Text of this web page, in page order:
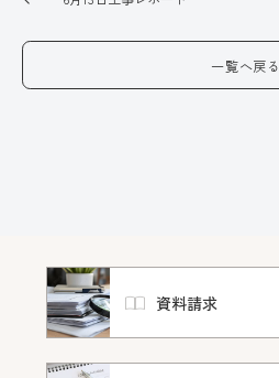
一覧へ戻る
資料請求